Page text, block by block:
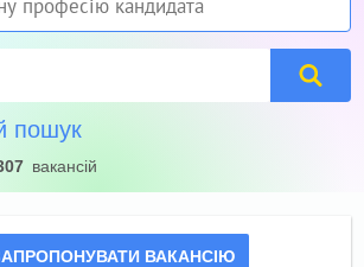
пошук
вакансій
ВАКАНСІЮ